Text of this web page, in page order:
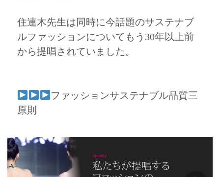
住連木先生は同時に今話題のサステナブ
ルファッションについてもう30年以上前
から提唱されていました。
ファッションサステナブル品質三
原則